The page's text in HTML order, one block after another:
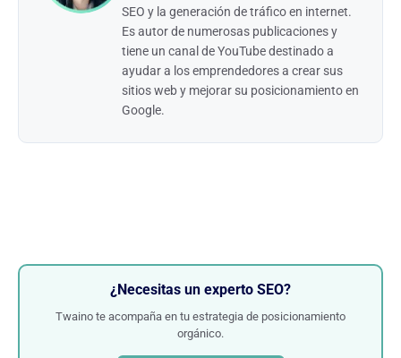
SEO y la generación de tráfico en internet.
Es autor de numerosas publicaciones y
tiene un canal de YouTube destinado a
ayudar a los emprendedores a crear sus
sitios web y mejorar su posicionamiento en
Google.
¿Necesitas un experto SEO?
Twaino te acompaña en tu estrategia de posicionamiento
orgánico.